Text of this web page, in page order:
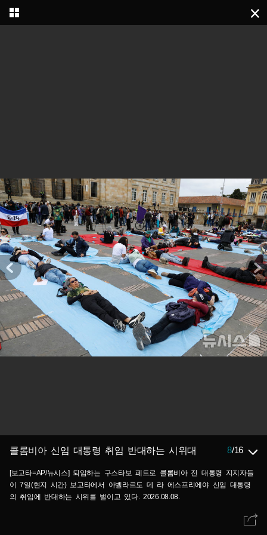
콜롬비아 신임 대통령 취임 반대하는 시위대 8/16
[보고타=AP/뉴시스] 퇴임하는 구스타보 페트로 콜롬비아 전 대통령 지지자들
이 7일(현지 시간) 보고타에서 아벨라르도 데 라 에스프리에야 신임 대통령
의 취임에 반대하는 시위를 벌이고 있다. 2026.08.08.